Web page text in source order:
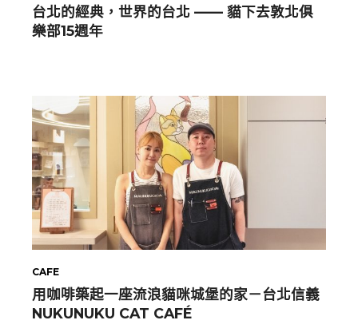
台北的經典，世界的台北 —— 貓下去敦北俱
樂部15週年
CAFE
用咖啡築起一座流浪貓咪城堡的家－台北信義
NUKUNUKU CAT CAFÉ